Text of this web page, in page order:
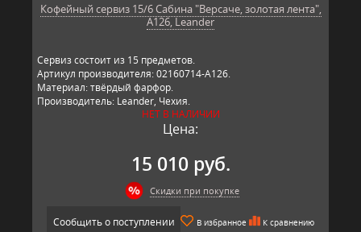
Кофейный сервиз 15/6 Сабина "Версаче, золотая лента",
A126, Leander
Сервиз состоит из 15 предметов.
Артикул производителя: 02160714-A126.
Материал: твёрдый фарфор.
Производитель: Leander, Чехия.
НЕТ В НАЛИЧИИ
Цена:
15 010 руб.
Скидки при покупке
Сообщить о поступлении В избранное К сравнению